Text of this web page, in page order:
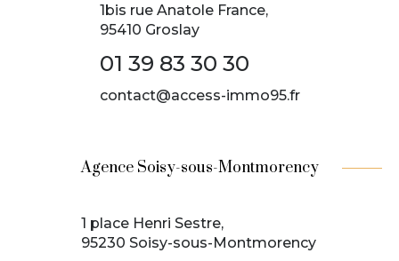
1bis rue Anatole France,
95410 Groslay
01 39 83 30 30
contact@access-immo95.fr
Agence Soisy-sous-Montmorency
1 place Henri Sestre,
95230 Soisy-sous-Montmorency